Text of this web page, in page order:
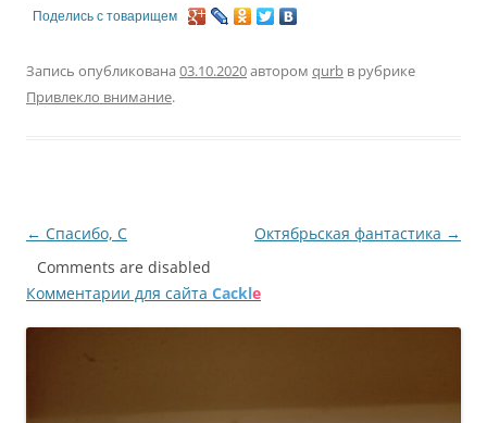
Поделись с товарищем
Запись опубликована 03.10.2020автором qurb в рубрике
Привлекло внимание.
Навигация
по
записям
← Спасибо, С Октябрьская фантастика →
Comments are disabled
Комментарии для сайта Cackle